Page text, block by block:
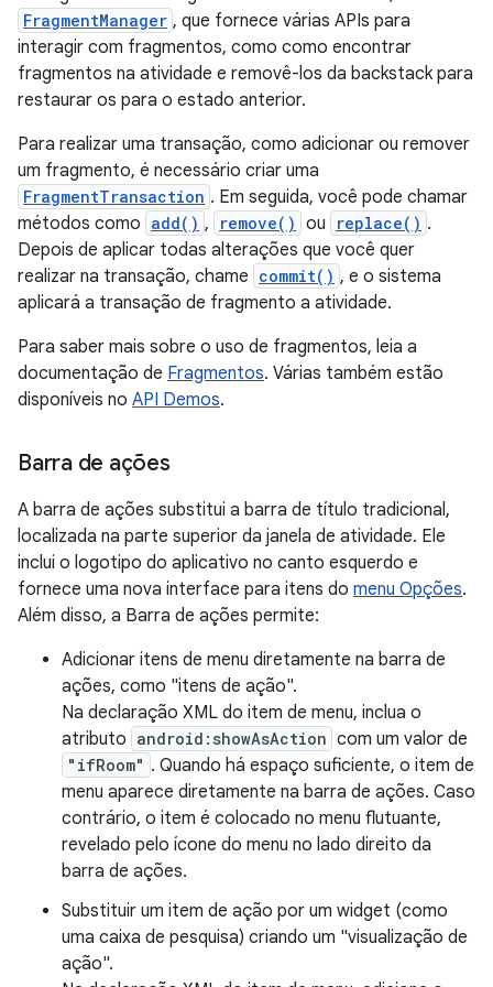
FragmentManager , que fornece várias APIs para
interagir com fragmentos, como como encontrar
fragmentos na atividade e removê-los da backstack para
restaurar os para o estado anterior.
Para realizar uma transação, como adicionar ou remover
um fragmento, é necessário criar uma
FragmentTransaction . Em seguida, você pode chamar
métodos como add() , remove() ou replace() .
Depois de aplicar todas alterações que você quer
realizar na transação, chame commit() , e o sistema
aplicará a transação de fragmento a atividade.
Para saber mais sobre o uso de fragmentos, leia a
documentação de Fragmentos. Várias também estão
disponíveis no API Demos.
Barra de ações
A barra de ações substitui a barra de título tradicional,
localizada na parte superior da janela de atividade. Ele
inclui o logotipo do aplicativo no canto esquerdo e
fornece uma nova interface para itens do menu Opções.
Além disso, a Barra de ações permite:
Adicionar itens de menu diretamente na barra de
ações, como "itens de ação".
Na declaração XML do item de menu, inclua o
atributo android:showAsAction com um valor de
"ifRoom" . Quando há espaço suficiente, o item de
menu aparece diretamente na barra de ações. Caso
contrário, o item é colocado no menu flutuante,
revelado pelo ícone do menu no lado direito da
barra de ações.
Substituir um item de ação por um widget (como
uma caixa de pesquisa) criando um "visualização de
ação".